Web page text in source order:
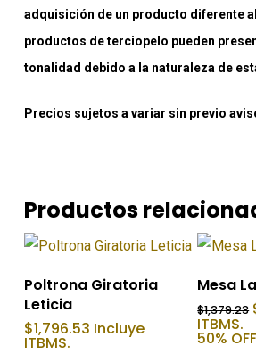
adquisición de un producto diferente
productos de terciopelo pueden
tonalidad debido a la naturaleza de
Precios sujetos a variar sin previo
Productos
Añadir Al Carrito
Poltrona Giratoria
Leticia
$1,796.53 Incluye
ITBMS.
Mesa
$1,379.23
ITBMS.
50% OFF